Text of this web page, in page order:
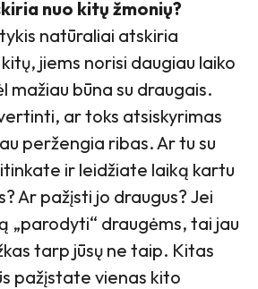
nuo kitų žmonių?
natūraliai atskiria
jiems norisi daugiau laiko
mažiau būna su draugais.
ar toks atsiskyrimas
peržengia ribas. Ar tu su
ir leidžiate laiką kartu
Ar pažįsti jo draugus? Jei
„parodyti“ draugėms, tai jau
tarp jūsų ne taip. Kitas
pažįstate vienas kito